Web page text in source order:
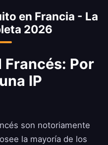
los usuarios
mínima —
juegos y
1 en Canal+,
Paribas y Crédit
TV, y compra en
de cumplir con
tu banco.
en Francia - La
2026
Francés: Por
IP
son notoriamente
la mayoría de los